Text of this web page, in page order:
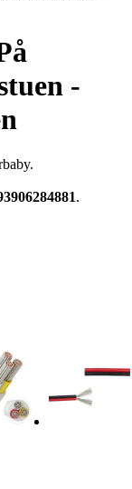
-
.